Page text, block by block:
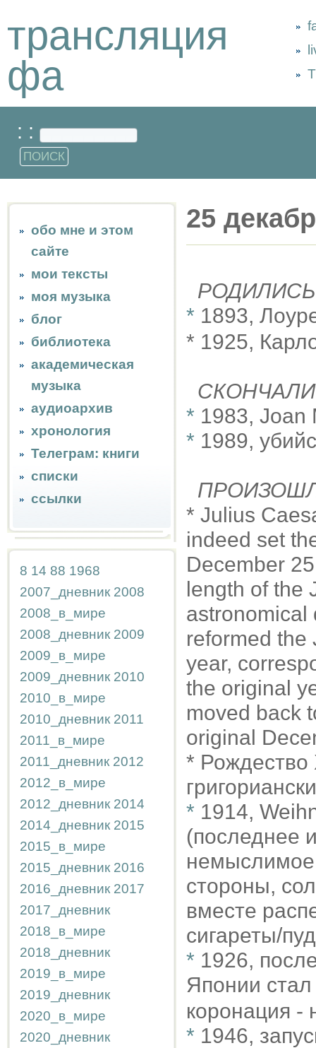
трансляция
фа
: :
обо мне и этом
сайте
мои тексты
моя музыка
блог
библиотека
академическая
музыка
аудиоархив
хронология
Телеграм: книги
списки
ссылки
8 14 88 1968
2007_дневник 2008
2008_в_мире
2008_дневник 2009
2009_в_мире
2009_дневник 2010
2010_в_мире
2010_дневник 2011
2011_в_мире
2011_дневник 2012
2012_в_мире
2012_дневник 2014
2014_дневник 2015
2015_в_мире
2015_дневник 2016
2016_дневник 2017
2017_дневник
2018_в_мире
2018_дневник
2019_в_мире
2019_дневник
2020_в_мире
2020_дневник
25
РОДИЛИСЬ
* 1893,
* 1925,
* 1983, Joan
* 1989,
* Julius
indeed set
December
length of the
astronomical
reformed the
year,
the original
moved back
original
* Рождество
* 1914,
(последнее
немыслимое
стороны,
вместе
сигареты/
* 1926,
Японии
коронация -
* 1946,